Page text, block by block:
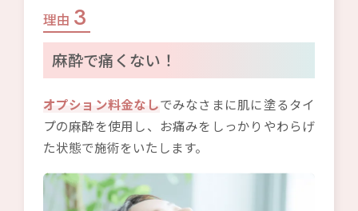
理由 3
麻酔で痛くない！
オプション料金なしでみなさまに肌に塗るタイ
プの麻酔を使用し、お痛みをしっかりやわらげ
た状態で施術をいたします。